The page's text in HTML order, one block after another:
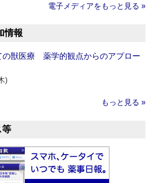
電子メディアをもっと見る »
情報
の獣医療 薬学的観点からのアプロー
)
もっと見る »
等